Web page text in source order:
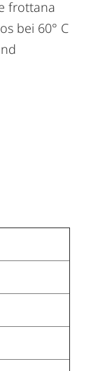
frottana
bei 60° C